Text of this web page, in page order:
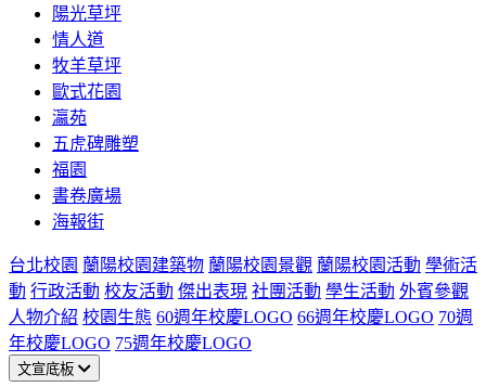
陽光草坪
情人道
牧羊草坪
歐式花園
瀛苑
五虎碑雕塑
福園
書卷廣場
海報街
台北校園 蘭陽校園建築物 蘭陽校園景觀 蘭陽校園活動 學術活
動 行政活動 校友活動 傑出表現 社團活動 學生活動 外賓參觀
人物介紹 校園生態 60週年校慶LOGO 66週年校慶LOGO 70週
年校慶LOGO 75週年校慶LOGO
文宣底板